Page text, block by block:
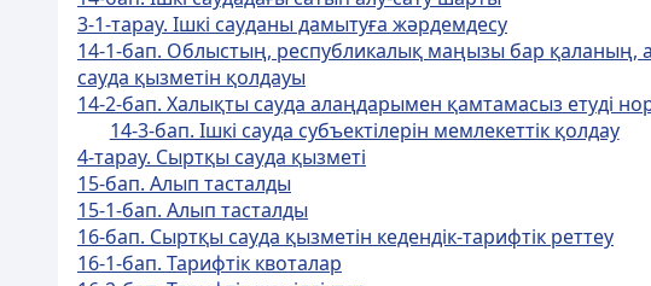
3-1-тарау. Ішкі сауданы дамытуға жәрдемдесу
14-1-бап. Облыстың, республикалық маңызы бар қаланың,
сауда қызметін қолдауы
14-2-бап. Халықты сауда алаңдарымен қамтамасыз етуді
14-3-бап. Ішкі сауда субъектілерін мемлекеттік қолдау
4-тарау. Сыртқы сауда қызметі
15-бап. Алып тасталды
15-1-бап. Алып тасталды
16-бап. Сыртқы сауда қызметiн кедендiк-тарифтiк реттеу
16-1-бап. Тарифтік квоталар